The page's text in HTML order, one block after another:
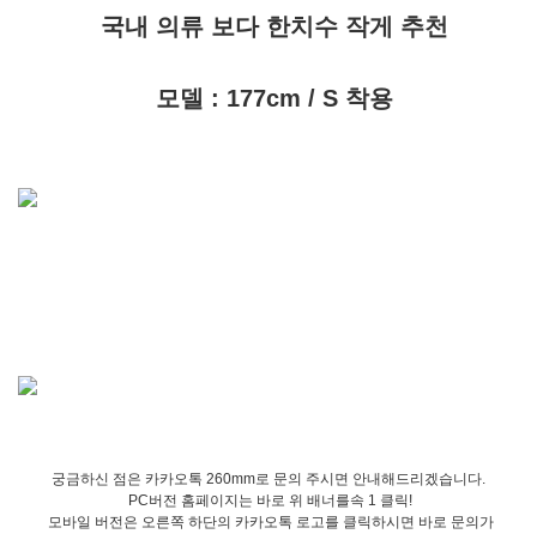
국내 의류 보다 한치수 작게 추천
모델 : 177cm / S 착용
궁금하신 점은 카카오톡 260mm로 문의 주시면 안내해드리겠습니다.
PC버전 홈페이지는 바로 위 배너를속 1 클릭!
모바일 버전은 오른쪽 하단의 카카오톡 로고를 클릭하시면 바로 문의가